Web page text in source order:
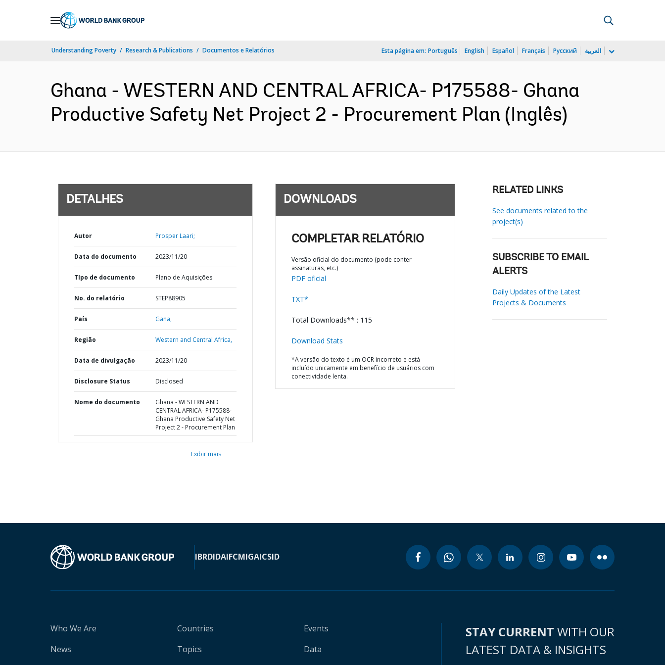
Understanding Poverty Research & Publications Documentos e Relatórios Esta página em: Português English Español Français Русский العربية
Ghana - WESTERN AND CENTRAL AFRICA- P175588- Ghana
Productive Safety Net Project 2 - Procurement Plan (Inglês)
DETALHES
Autor Prosper Laari;
Data do documento 2023/11/20
TIpo de documento Plano de Aquisições
No. do relatório STEP88905
País Gana,
Região Western and Central Africa,
Data de divulgação 2023/11/20
Disclosure Status Disclosed
Nome do documento
Ghana - WESTERN AND
CENTRAL AFRICA- P175588-
Ghana Productive Safety Net
Project 2 - Procurement Plan
Exibir mais
DOWNLOADS
COMPLETAR RELATÓRIO
Versão oficial do documento (pode conter
assinaturas, etc.)
PDF oficial
TXT*
Total Downloads** : 115
Download Stats
*A versão do texto é um OCR incorreto e está
incluído unicamente em benefício de usuários com
conectividade lenta.
RELATED LINKS
See documents related to the
project(s)
SUBSCRIBE TO EMAIL
ALERTS
Daily Updates of the Latest
Projects & Documents
IBRDIDAIFCMIGAICSID
Who We Are
News
Countries
Topics
Events
Data
STAY CURRENT WITH OUR
LATEST DATA & INSIGHTS